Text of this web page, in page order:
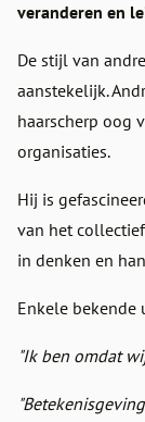
veranderen en
De stijl van
aanstekelijk.
haarscherp oog
organisaties.
Hij is
van het
in denken en
Enkele bekende
"Ik ben omdat